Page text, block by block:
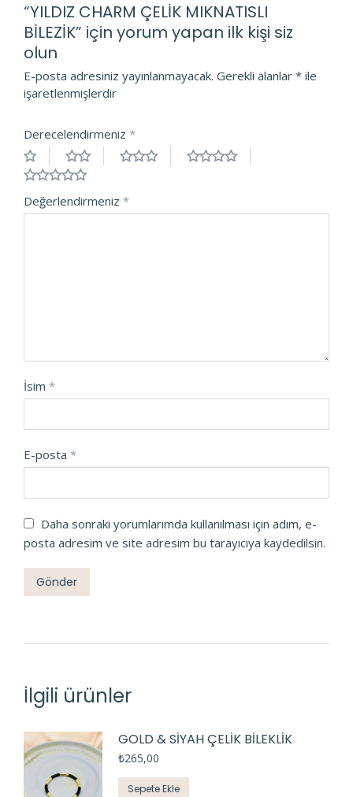
“YILDIZ CHARM ÇELİK MIKNATISLI
BİLEZİK” için yorum yapan ilk kişi siz
olun
E-posta adresiniz yayınlanmayacak. Gerekli alanlar * ile
işaretlenmişlerdir
Derecelendirmeniz *
Değerlendirmeniz *
İsim *
E-posta *
Daha sonraki yorumlarımda kullanılması için adım, e-
posta adresim ve site adresim bu tarayıcıya kaydedilsin.
İlgili ürünler
GOLD & SİYAH ÇELİK BİLEKLİK
₺265,00
Sepete Ekle